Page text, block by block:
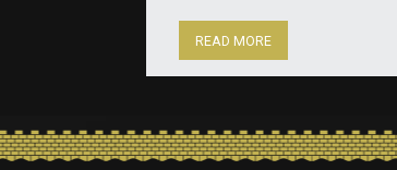
READ MORE